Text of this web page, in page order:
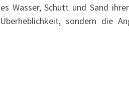
Wasser, Schutt und Sand
sondern die